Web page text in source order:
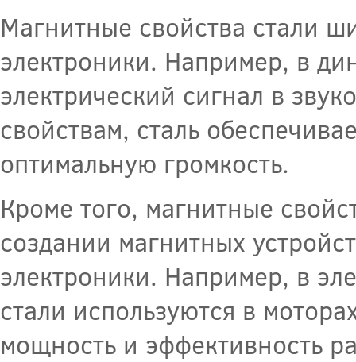
Магнитные свойства стали
электроники. Например, в
электрический сигнал в
свойствам, сталь
оптимальную громкость.
Кроме того, магнитные
создании магнитных
электроники. Например, в
стали используются в
мощность и эффективность